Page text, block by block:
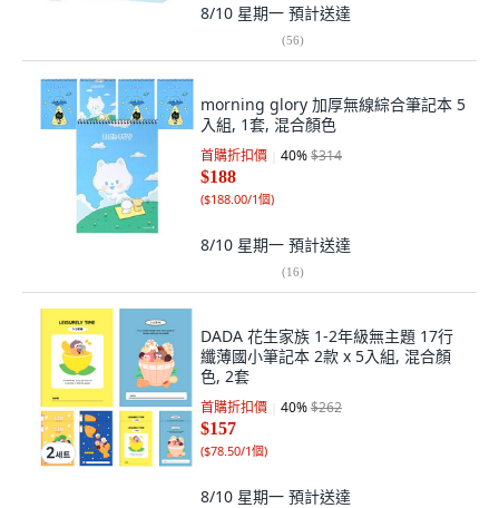
8/10 星期一 預計送達
(56)
morning glory 加厚無線綜合筆記本 5
入組, 1套, 混合顏色
首購折扣價 40%$314
$188
($188.00/1個)
8/10 星期一 預計送達
(16)
DADA 花生家族 1-2年級無主題 17行
纖薄國小筆記本 2款 x 5入組, 混合顏
色, 2套
首購折扣價 40%$262
$157
($78.50/1個)
8/10 星期一 預計送達